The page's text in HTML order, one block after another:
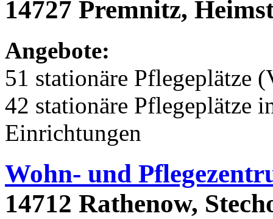
14727 Premnitz,
Angebote:
51 stationäre Pflegeplätze
42 stationäre Pflegeplätze
Einrichtungen
Wohn- und
14712 Rathenow,